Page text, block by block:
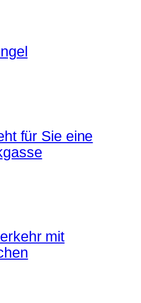
für Sie eine
mit